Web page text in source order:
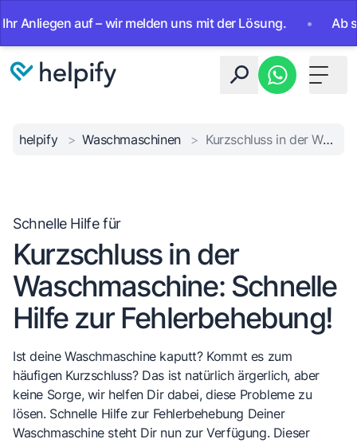
auf – wir melden uns mit der Lösung. • Ab
Toggle
helpify > Waschmaschinen > Kurzschluss in der Waschmaschine: Schnelle Hilfe zur Fehlerbehebung!
Schnelle Hilfe für
Kurzschluss in der
Waschmaschine: Schnelle
Hilfe zur Fehlerbehebung!
Ist deine Waschmaschine kaputt? Kommt es zum
häufigen Kurzschluss? Das ist natürlich ärgerlich, aber
keine Sorge, wir helfen Dir dabei, diese Probleme zu
lösen. Schnelle Hilfe zur Fehlerbehebung Deiner
Waschmaschine steht Dir nun zur Verfügung. Dieser